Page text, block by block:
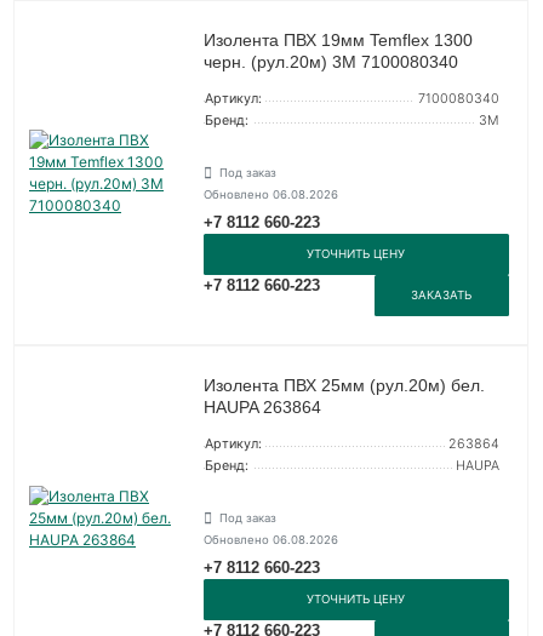
Изолента ПВХ 19мм Temflex 1300
черн. (рул.20м) 3М 7100080340
Артикул:
7100080340
Бренд:
3М
Под заказ
Обновлено 06.08.2026
+7 8112 660-223
УТОЧНИТЬ ЦЕНУ
+7 8112 660-223
ЗАКАЗАТЬ
Изолента ПВХ 25мм (рул.20м) бел.
HAUPA 263864
Артикул:
263864
Бренд:
HAUPA
Под заказ
Обновлено 06.08.2026
+7 8112 660-223
УТОЧНИТЬ ЦЕНУ
+7 8112 660-223